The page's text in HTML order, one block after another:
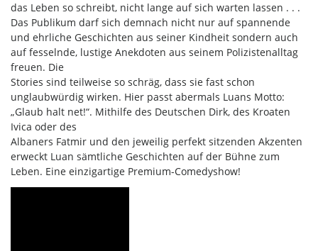
das Leben so schreibt, nicht lange auf sich warten lassen . . .
Das Publikum darf sich demnach nicht nur auf spannende
und ehrliche Geschichten aus seiner Kindheit sondern auch
auf fesselnde, lustige Anekdoten aus seinem Polizistenalltag
freuen. Die
Stories sind teilweise so schräg, dass sie fast schon
unglaubwürdig wirken. Hier passt abermals Luans Motto:
„Glaub halt net!“. Mithilfe des Deutschen Dirk, des Kroaten
Ivica oder des
Albaners Fatmir und den jeweilig perfekt sitzenden Akzenten
erweckt Luan sämtliche Geschichten auf der Bühne zum
Leben. Eine einzigartige Premium-Comedyshow!